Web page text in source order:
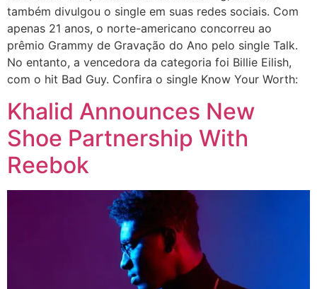
também divulgou o single em suas redes sociais. Com
apenas 21 anos, o norte-americano concorreu ao
prêmio Grammy de Gravação do Ano pelo single Talk.
No entanto, a vencedora da categoria foi Billie Eilish,
com o hit Bad Guy. Confira o single Know Your Worth:
Khalid Announces New
Shoe Partnership With
Reebok